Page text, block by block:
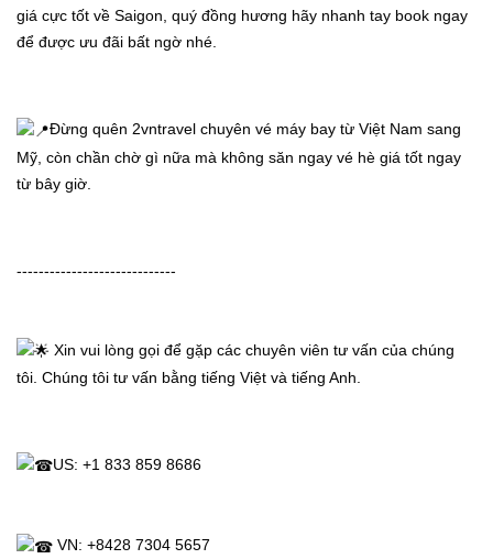
Trang
giá cực tốt về Saigon, quý đồng hương hãy nhanh tay book ngay
để được ưu đãi bất ngờ nhé.
Đừng quên 2vntravel chuyên vé máy bay từ Việt Nam sang
Mỹ, còn chần chờ gì nữa mà không săn ngay vé hè giá tốt ngay
từ bây giờ.
-----------------------------
Xin vui lòng gọi để gặp các chuyên viên tư vấn của chúng
tôi. Chúng tôi tư vấn bằng tiếng Việt và tiếng Anh.
US: +1 833 859 8686
VN: +8428 7304 5657